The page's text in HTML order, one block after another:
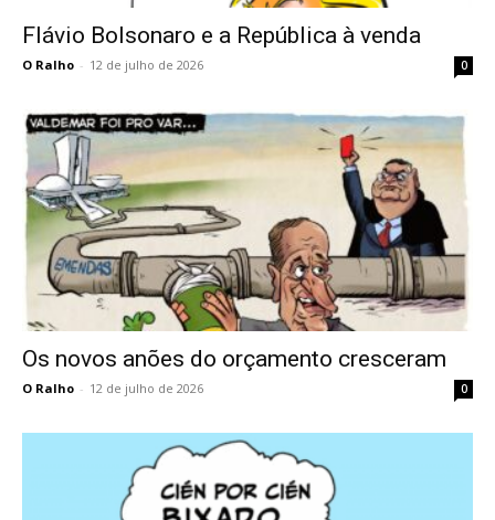
Flávio Bolsonaro e a República à venda
O Ralho - 12 de julho de 2026 0
Os novos anões do orçamento cresceram
O Ralho - 12 de julho de 2026 0